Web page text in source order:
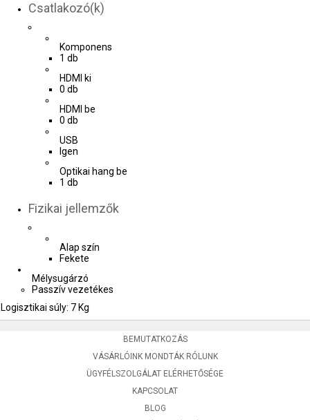
Csatlakozó(k)
Komponens
1 db
HDMI ki
0 db
HDMI be
0 db
USB
Igen
Optikai hang be
1 db
Fizikai jellemzők
Alap szín
Fekete
Mélysugárzó
Passzív vezetékes
Logisztikai súly: 7 Kg
BEMUTATKOZÁS
VÁSÁRLÓINK MONDTÁK RÓLUNK
ÜGYFÉLSZOLGÁLAT ELÉRHETŐSÉGE
KAPCSOLAT
BLOG